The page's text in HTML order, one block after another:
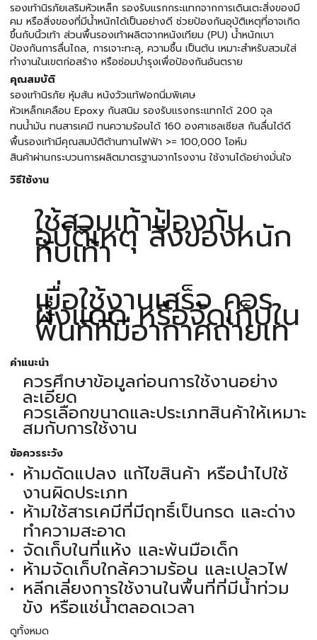
รองเท้านิรภัยเสริมหัวเหล็ก รองรับแรกกระแทกจากการเดินเตะสิ่งของมี
คม หรือสิ่งของที่มีน้ำหนักได้เป็นอย่างดี ช่วยป้องกันอุบัติเหตุที่อาจเกิด
ขึ้นกับนิ้วเท้า ส่วนพื้นรองเท้าผลิตจากหนังเทียม (PU) น้ำหนักเบา
ป้องกันการลื่นไถล, การเจาะทะลุ, ความชื้น เป็นต้น เหมาะสำหรับสวมใส่
ทำงานในเขตก่อสร้าง หรือซ่อมบำรุงเพื่อป้องกันอันตราย
คุณสมบัติ
รองเท้านิรภัย หุ้มส้น หนังวัวแท้ฟอกนิ่มพิเศษ
หัวเหล็กเคลือบ Epoxy กันสนิม รองรับแรงกระแทกได้ 200 จุล
ทนน้ำมัน ทนสารเคมี ทนความร้อนได้ 160 องศาเซลเซียส กันลื่นได้ดี
พื้นรองเท้ามีคุณสมบัติต้านทานไฟฟ้า >= 100,000 โอห์ม
สินค้าผ่านกระบวนการผลิตมาตรฐานจากโรงงาน ใช้งานได้อย่างมั่นใจ
วิธีใช้งาน
ใช้สวมเท้าป้องกัน
อุบัติเหตุ สิ่งของหนัก
ทับเท้า
เมื่อใช้งานเสร็จ ควร
ผึ่งแดด หรือจัดเก็บใน
พื้นที่ที่มีอากาศถ่ายเท
คำแนะนำ
ควรศึกษาข้อมูลก่อนการใช้งานอย่าง
ละเอียด
ควรเลือกขนาดและประเภทสินค้าให้เหมาะ
สมกับการใช้งาน
ข้อควรระวัง
ห้ามดัดแปลง แก้ไขสินค้า หรือนำไปใช้
งานผิดประเภท
ห้ามใช้สารเคมีที่มีฤทธิ์เป็นกรด และด่าง
ทำความสะอาด
จัดเก็บในที่แห้ง และพ้นมือเด็ก
ห้ามจัดเก็บใกล้ความร้อน และเปลวไฟ
หลีกเลี่ยงการใช้งานในพื้นที่ที่มีน้ำท่วม
ขัง หรือแช่น้ำตลอดเวลา
ดูทั้งหมด